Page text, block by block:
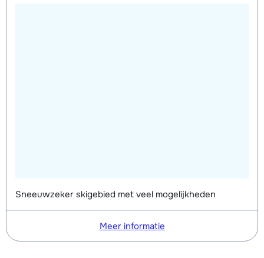
Sneeuwzeker skigebied met veel mogelijkheden
Meer informatie